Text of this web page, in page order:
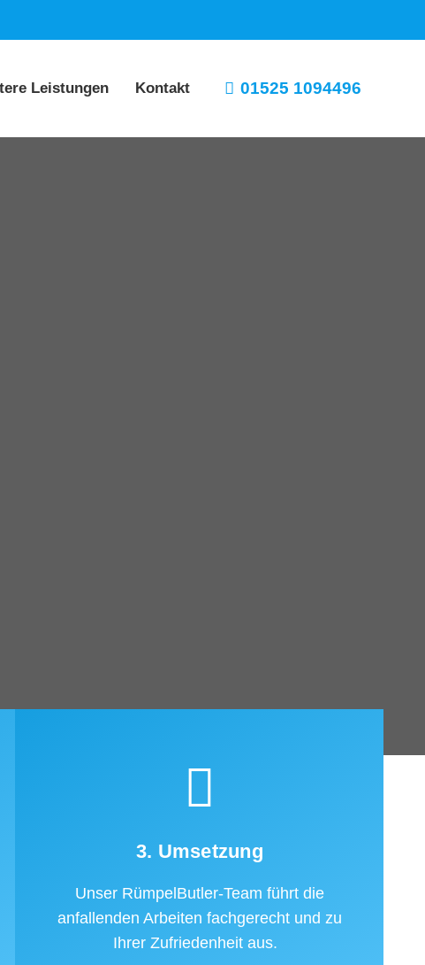
Leistungen Kontakt 01525 1094496
3. Umsetzung
Unser RümpelButler-Team führt die
anfallenden Arbeiten fachgerecht und zu
Ihrer Zufriedenheit aus.